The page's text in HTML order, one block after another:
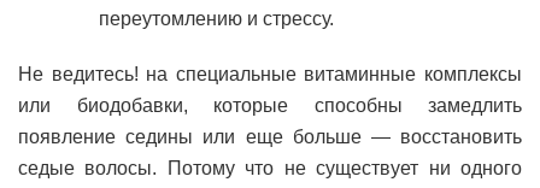
переутомлению и стрессу.
Не ведитесь! на специальные витаминные комплексы
или биодобавки, которые способны замедлить
появление седины или еще больше — восстановить
седые волосы. Потому что не существует ни одного